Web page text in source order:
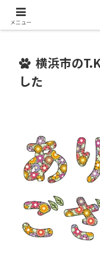
保護動物たち
横浜市の
した
メニュー